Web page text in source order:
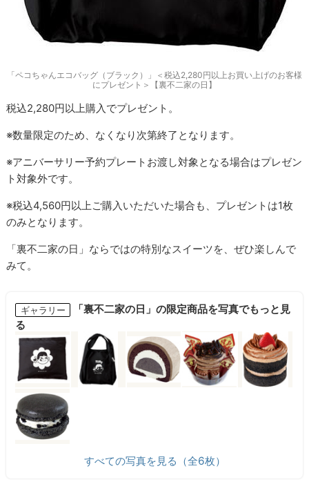
「ペコちゃんエコバッグ（ブラック）」＜税込2,280円以上お買い上げのお客様
にプレゼント＞【裏不二家の日】
税込2,280円以上購入でプレゼント。
※数量限定のため、なくなり次第終了となります。
※アニバーサリー予約プレートお渡し対象となる場合はプレゼン
ト対象外です。
※税込4,560円以上ご購入いただいた場合も、プレゼントは1枚
のみとなります。
「裏不二家の日」ならではの特別なスイーツを、ぜひ楽しんで
みて。
ギャラリー
「裏不二家の日」の限定商品を写真でもっと見
る
すべての写真を見る（全6枚）